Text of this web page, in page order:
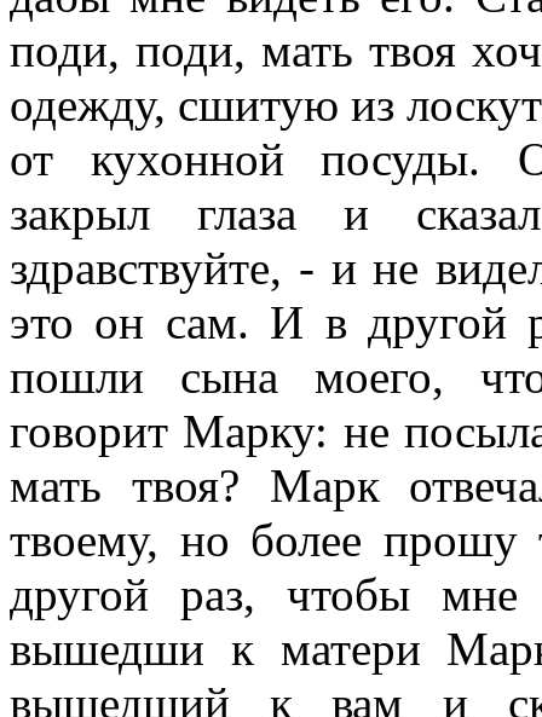
поди, поди, мать твоя
одежду, сшитую из
от кухонной посуды.
закрыл глаза и
здравствуйте, - и не
это он сам. И в другой
пошли сына моего,
говорит Марку: не
мать твоя? Марк
твоему, но более
другой раз, чтобы мне
вышедши к матери
вышедший к вам и